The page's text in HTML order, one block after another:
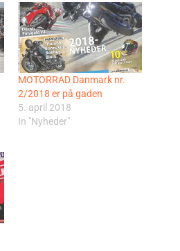
MOTORRAD Danmark nr.
2/2018 er på gaden
5. april 2018
In "Nyheder"